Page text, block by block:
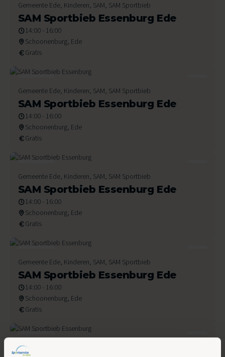
Gemeente Ede, Kinderen, SAM, SAM Sportbieb
SAM Sportbieb Essenburg Ede
14:00 - 16:00
Schoonenburg, Ede
Gratis
Gemeente Ede, Kinderen, SAM, SAM Sportbieb
SAM Sportbieb Essenburg Ede
14:00 - 16:00
Schoonenburg, Ede
Gratis
Gemeente Ede, Kinderen, SAM, SAM Sportbieb
SAM Sportbieb Essenburg Ede
14:00 - 16:00
Schoonenburg, Ede
Gratis
Gemeente Ede, Kinderen, SAM, SAM Sportbieb
SAM Sportbieb Essenburg Ede
14:00 - 16:00
Schoonenburg, Ede
Gratis
Juni 2026
Gemeente Ede, Kinderen, SAM, SAM Sportbieb